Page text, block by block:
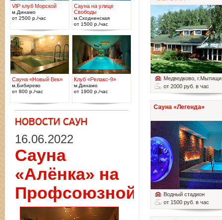
Медведково , г.Мытищи
от 2000 руб. в час
Сауна «Легенда»
Водный стадион
от 1500 руб. в час
VIP клуб Морской
м.Динамо
от 2500 р./час
Сауна на улице
Свободы
м.Сходненская
от 1500 р./час
Сауна «Новый Век»
м.Бибирево
от 800 р./час
Клуб «Релакс-9»
м.Динамо
от 1900 р./час
16.06.2022
Сауна
«Алёнка» на
Профсоюзной